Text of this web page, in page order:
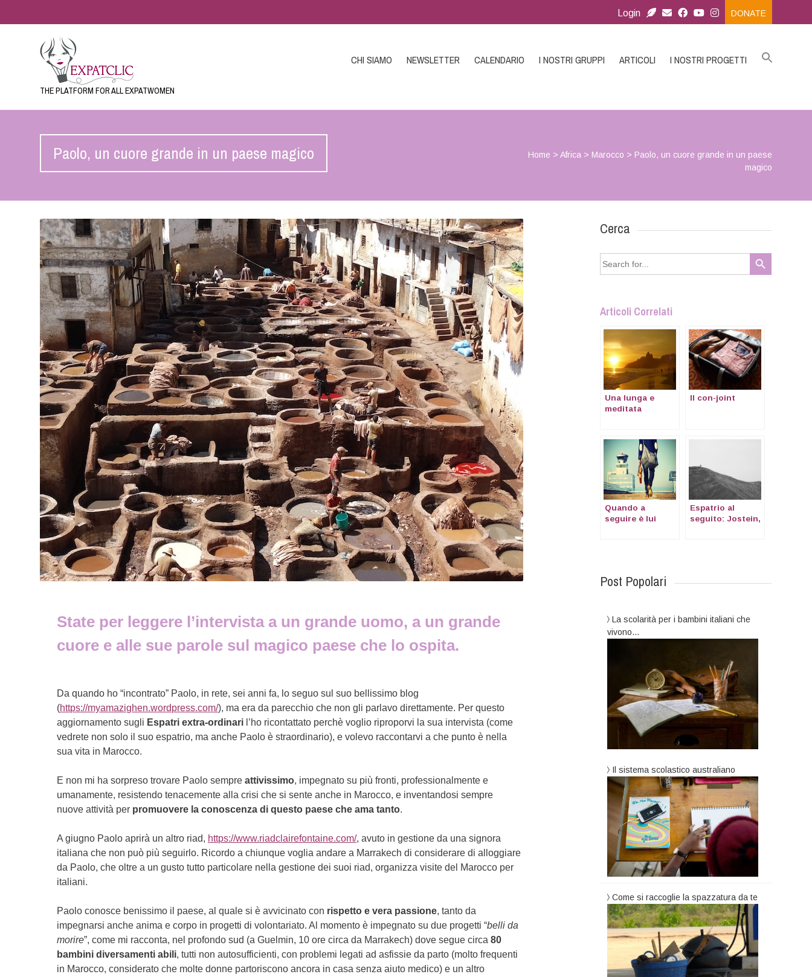
Login DONATE
THE PLATFORM FOR ALL EXPATWOMEN
CHI SIAMO NEWSLETTER CALENDARIO I NOSTRI GRUPPI ARTICOLI I NOSTRI PROGETTI
Paolo, un cuore grande in un paese magico Home > Africa > Marocco > Paolo, un cuore grande in un paese
magico
State per leggere l’intervista a un grande uomo, a un grande
cuore e alle sue parole sul magico paese che lo ospita.
Da quando ho “incontrato” Paolo, in rete, sei anni fa, lo seguo sul suo bellissimo blog
(https://myamazighen.wordpress.com/), ma era da parecchio che non gli parlavo direttamente. Per questo
aggiornamento sugli Espatri extra-ordinari l’ho ricontattato perchè voglio riproporvi la sua intervista (come
vedrete non solo il suo espatrio, ma anche Paolo è straordinario), e volevo raccontarvi a che punto è nella
sua vita in Marocco.
E non mi ha sorpreso trovare Paolo sempreattivissimo, impegnato su più fronti, professionalmente e
umanamente, resistendo tenacemente alla crisi che si sente anche in Marocco, e inventandosi sempre
nuove attività per promuovere la conoscenza di questo paese che ama tanto.
A giugno Paolo aprirà un altro riad, https://www.riadclairefontaine.com/, avuto in gestione da una signora
italiana che non può più seguirlo. Ricordo a chiunque voglia andare a Marrakech di considerare di alloggiare
da Paolo, che oltre a un gusto tutto particolare nella gestione dei suoi riad, organizza visite del Marocco per
italiani.
Paolo conosce benissimo il paese, al quale si è avvicinato con rispetto e vera passione, tanto da
impegnarsi anche anima e corpo in progetti di volontariato. Al momento è impegnato su due progetti “belli da
morire”, come mi racconta, nel profondo sud (a Guelmin, 10 ore circa da Marrakech) dove segue circa80
bambini diversamenti abili, tutti non autosufficienti, con problemi legati ad asfissie da parto (molto frequenti
in Marocco, considerato che molte donne partoriscono ancora in casa senza aiuto medico) e un altro
Cerca
Search
for:
Search Button
Articoli Correlati
Una lunga e
meditata
Il con-joint
Quando a
seguire è lui
Espatrio al
seguito: Jostein,
Post Popolari
La scolarità per i bambini italiani che
vivono…
Il sistema scolastico australiano
Come si raccoglie la spazzatura da te